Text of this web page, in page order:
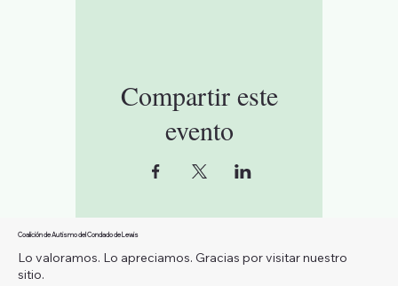
Compartir este
evento
Coalición de Autismo del Condado de Lewis
Lo valoramos. Lo apreciamos. Gracias por visitar nuestro
sitio.